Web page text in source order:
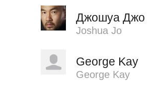
Джошуа Джо
Joshua Jo
George Kay
George Kay